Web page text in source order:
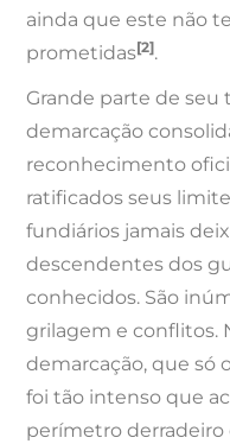
ainda que este não
prometidas[2].
Grande parte de seu
demarcação
reconhecimento
ratificados seus
fundiários jamais
descendentes dos
conhecidos. São
grilagem e conflitos.
demarcação, que só
foi tão intenso que
perímetro